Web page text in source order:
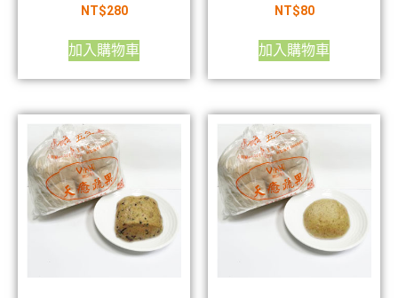
NT$280
加入購物車
NT$80
加入購物車